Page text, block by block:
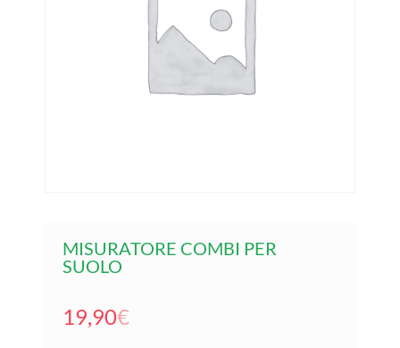
MISURATORE COMBI PER
SUOLO
19,90€